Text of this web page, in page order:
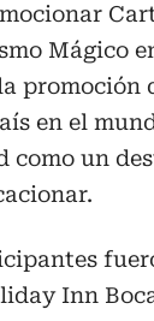
Mágico
promoción
en el
como un
Inn